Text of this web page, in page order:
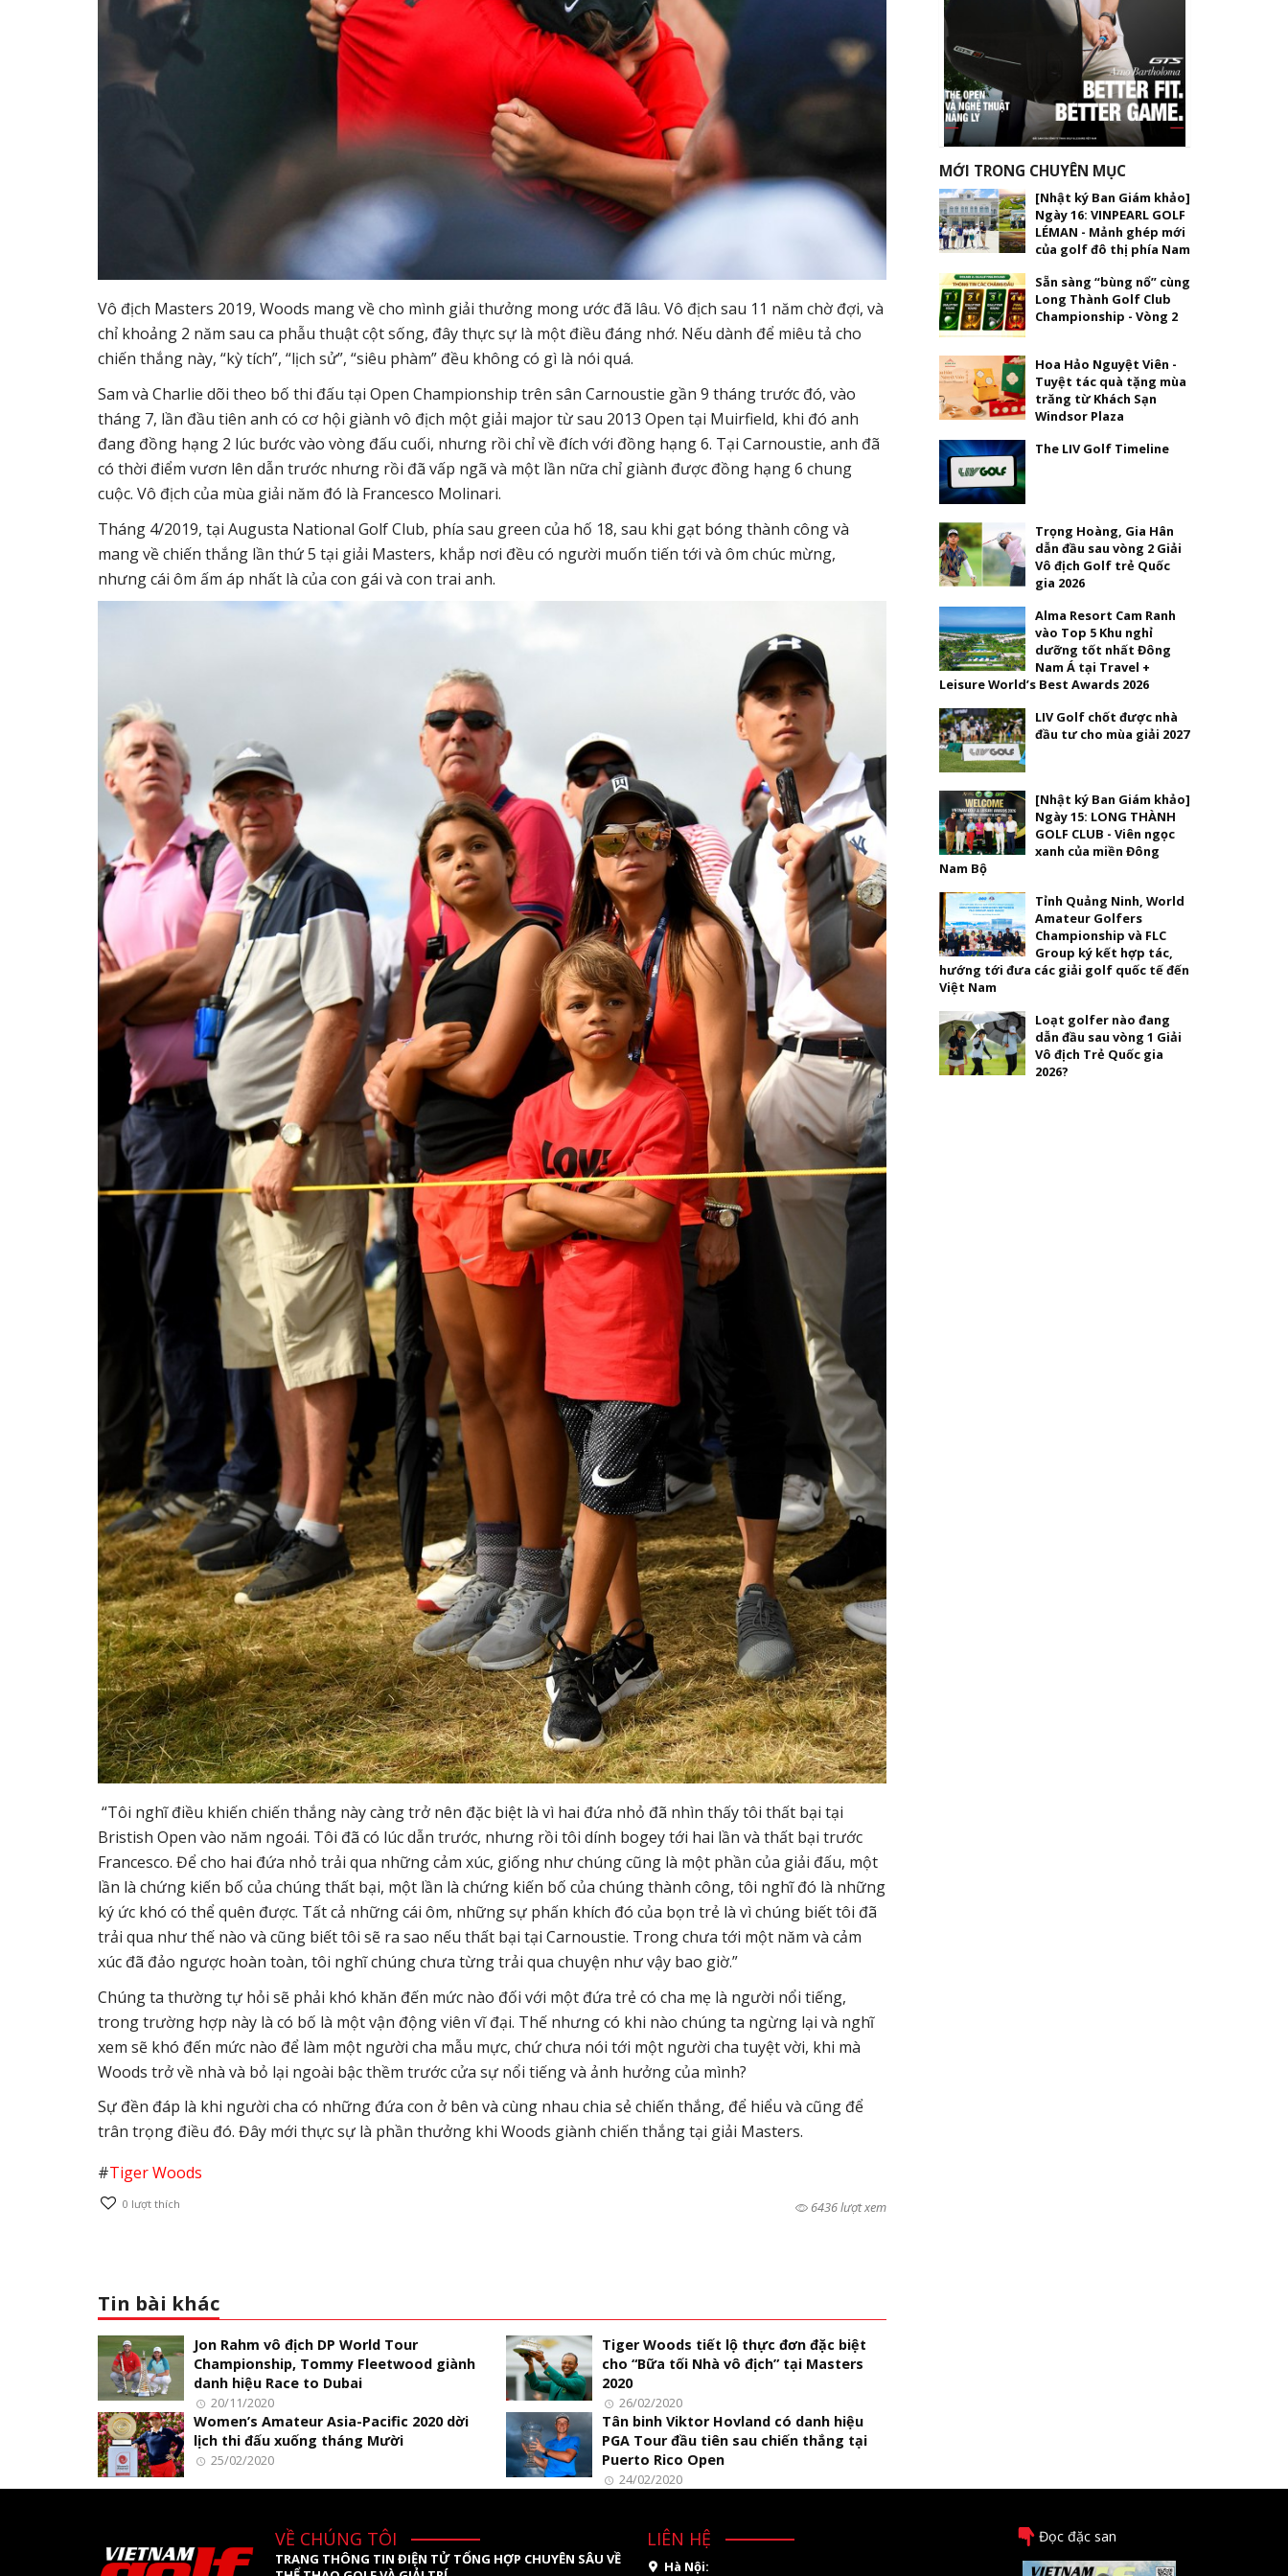
Vô địch Masters 2019, Woods mang về cho mình giải thưởng mong ước đã lâu. Vô địch sau 11 năm chờ đợi, và
chỉ khoảng 2 năm sau ca phẫu thuật cột sống, đây thực sự là một điều đáng nhớ. Nếu dành để miêu tả cho
chiến thắng này, “kỳ tích”, “lịch sử”, “siêu phàm” đều không có gì là nói quá.
Sam và Charlie dõi theo bố thi đấu tại Open Championship trên sân Carnoustie gần 9 tháng trước đó, vào
tháng 7, lần đầu tiên anh có cơ hội giành vô địch một giải major từ sau 2013 Open tại Muirfield, khi đó anh
đang đồng hạng 2 lúc bước vào vòng đấu cuối, nhưng rồi chỉ về đích với đồng hạng 6. Tại Carnoustie, anh đã
có thời điểm vươn lên dẫn trước nhưng rồi đã vấp ngã và một lần nữa chỉ giành được đồng hạng 6 chung
cuộc. Vô địch của mùa giải năm đó là Francesco Molinari.
Tháng 4/2019, tại Augusta National Golf Club, phía sau green của hố 18, sau khi gạt bóng thành công và
mang về chiến thắng lần thứ 5 tại giải Masters, khắp nơi đều có người muốn tiến tới và ôm chúc mừng,
nhưng cái ôm ấm áp nhất là của con gái và con trai anh.
“Tôi nghĩ điều khiến chiến thắng này càng trở nên đặc biệt là vì hai đứa nhỏ đã nhìn thấy tôi thất bại tại
Bristish Open vào năm ngoái. Tôi đã có lúc dẫn trước, nhưng rồi tôi dính bogey tới hai lần và thất bại trước
Francesco. Để cho hai đứa nhỏ trải qua những cảm xúc, giống như chúng cũng là một phần của giải đấu, một
lần là chứng kiến bố của chúng thất bại, một lần là chứng kiến bố của chúng thành công, tôi nghĩ đó là những
ký ức khó có thể quên được. Tất cả những cái ôm, những sự phấn khích đó của bọn trẻ là vì chúng biết tôi đã
trải qua như thế nào và cũng biết tôi sẽ ra sao nếu thất bại tại Carnoustie. Trong chưa tới một năm và cảm
xúc đã đảo ngược hoàn toàn, tôi nghĩ chúng chưa từng trải qua chuyện như vậy bao giờ.”
Chúng ta thường tự hỏi sẽ phải khó khăn đến mức nào đối với một đứa trẻ có cha mẹ là người nổi tiếng,
trong trường hợp này là có bố là một vận động viên vĩ đại. Thế nhưng có khi nào chúng ta ngừng lại và nghĩ
xem sẽ khó đến mức nào để làm một người cha mẫu mực, chứ chưa nói tới một người cha tuyệt vời, khi mà
Woods trở về nhà và bỏ lại ngoài bậc thềm trước cửa sự nổi tiếng và ảnh hưởng của mình?
Sự đền đáp là khi người cha có những đứa con ở bên và cùng nhau chia sẻ chiến thắng, để hiểu và cũng để
trân trọng điều đó. Đây mới thực sự là phần thưởng khi Woods giành chiến thắng tại giải Masters.
#Tiger Woods
0 lượt thích 6436 lượt xem
Tin bài khác
Jon Rahm vô địch DP World Tour
Championship, Tommy Fleetwood giành
danh hiệu Race to Dubai
20/11/2020
Tiger Woods tiết lộ thực đơn đặc biệt
cho “Bữa tối Nhà vô địch” tại Masters
2020
26/02/2020
Women’s Amateur Asia-Pacific 2020 dời
lịch thi đấu xuống tháng Mười
25/02/2020
Tân binh Viktor Hovland có danh hiệu
PGA Tour đầu tiên sau chiến thắng tại
Puerto Rico Open
24/02/2020
MỚI TRONG CHUYÊN MỤC
[Nhật ký Ban Giám khảo]
Ngày 16: VINPEARL GOLF
LÉMAN - Mảnh ghép mới
của golf đô thị phía Nam
Sẵn sàng “bùng nổ” cùng
Long Thành Golf Club
Championship - Vòng 2
Hoa Hảo Nguyệt Viên -
Tuyệt tác quà tặng mùa
trăng từ Khách Sạn
Windsor Plaza
The LIV Golf Timeline
Trọng Hoàng, Gia Hân
dẫn đầu sau vòng 2 Giải
Vô địch Golf trẻ Quốc
gia 2026
Alma Resort Cam Ranh
vào Top 5 Khu nghỉ
dưỡng tốt nhất Đông
Nam Á tại Travel +
Leisure World’s Best Awards 2026
LIV Golf chốt được nhà
đầu tư cho mùa giải 2027
[Nhật ký Ban Giám khảo]
Ngày 15: LONG THÀNH
GOLF CLUB - Viên ngọc
xanh của miền Đông
Nam Bộ
Tỉnh Quảng Ninh, World
Amateur Golfers
Championship và FLC
Group ký kết hợp tác,
hướng tới đưa các giải golf quốc tế đến
Việt Nam
Loạt golfer nào đang
dẫn đầu sau vòng 1 Giải
Vô địch Trẻ Quốc gia
2026?
VỀ CHÚNG TÔI
TRANG THÔNG TIN ĐIỆN TỬ TỔNG HỢP CHUYÊN SÂU VỀ
LIÊN HỆ
Hà Nội:
Đọc đặc san